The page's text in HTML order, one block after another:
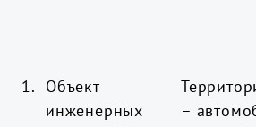
1.
Объект
инженерных
–